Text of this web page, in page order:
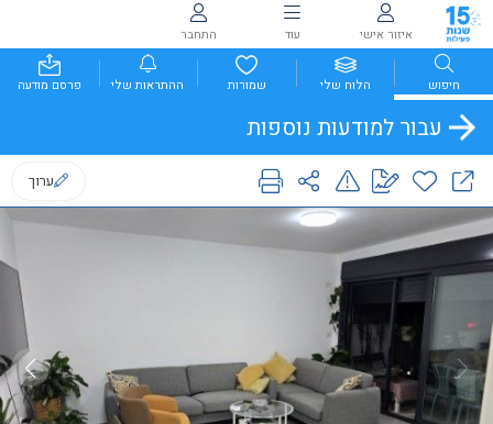
איזור אישי עוד התחבר
חיפוש הלוח שלי שמורות ההתראות שלי פרסם מודעה
עבור למודעות נוספות
ערוך